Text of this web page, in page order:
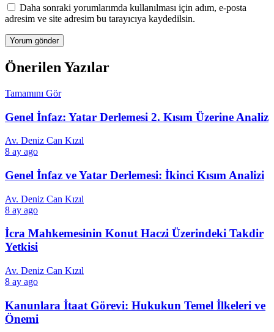
Daha sonraki yorumlarımda kullanılması için adım, e-posta
adresim ve site adresim bu tarayıcıya kaydedilsin.
Önerilen Yazılar
Tamamını Gör
Genel İnfaz: Yatar Derlemesi 2. Kısım Üzerine Analiz
Av. Deniz Can Kızıl
8 ay ago
Genel İnfaz ve Yatar Derlemesi: İkinci Kısım Analizi
Av. Deniz Can Kızıl
8 ay ago
İcra Mahkemesinin Konut Haczi Üzerindeki Takdir
Yetkisi
Av. Deniz Can Kızıl
8 ay ago
Kanunlara İtaat Görevi: Hukukun Temel İlkeleri ve
Önemi